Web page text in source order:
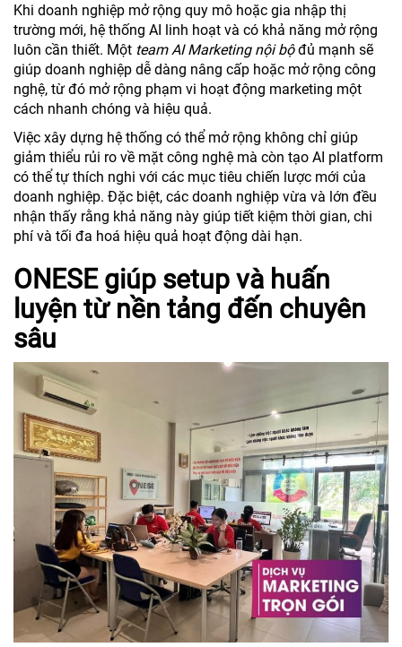
Khi doanh nghiệp mở rộng quy mô hoặc gia nhập thị
trường mới, hệ thống AI linh hoạt và có khả năng mở rộng
luôn cần thiết. Một team AI Marketing nội bộđủ mạnh sẽ
giúp doanh nghiệp dễ dàng nâng cấp hoặc mở rộng công
nghệ, từ đó mở rộng phạm vi hoạt động marketing một
cách nhanh chóng và hiệu quả.
Việc xây dựng hệ thống có thể mở rộng không chỉ giúp
giảm thiểu rủi ro về mặt công nghệ mà còn tạo AI platform
có thể tự thích nghi với các mục tiêu chiến lược mới của
doanh nghiệp. Đặc biệt, các doanh nghiệp vừa và lớn đều
nhận thấy rằng khả năng này giúp tiết kiệm thời gian, chi
phí và tối đa hoá hiệu quả hoạt động dài hạn.
ONESE giúp setup và huấn
luyện từ nền tảng đến chuyên
sâu